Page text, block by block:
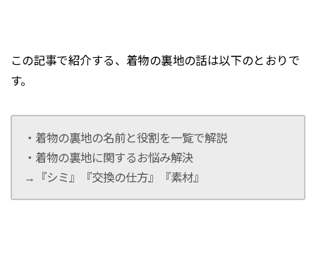
この記事で紹介する、着物の裏地の話は以下のとおりで
す。
・着物の裏地の名前と役割を一覧で解説
・着物の裏地に関するお悩み解決
→『シミ』『交換の仕方』『素材』